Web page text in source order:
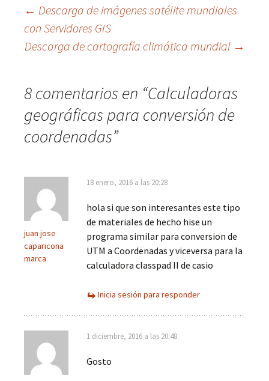
Ir
la
entrada
← Descarga de imágenes satélite mundiales
con Servidores GIS
Descarga de cartografía climática mundial →
8 comentarios en “Calculadoras
geográficas para conversión de
coordenadas”
juan jose
caparicona
marca
18 enero, 2016 a las 20:28
hola si que son interesantes este tipo
de materiales de hecho hise un
programa similar para conversion de
UTM a Coordenadas y viceversa para la
calculadora classpad II de casio
Inicia sesión para responder
1 diciembre, 2016 a las 20:48
Gosto